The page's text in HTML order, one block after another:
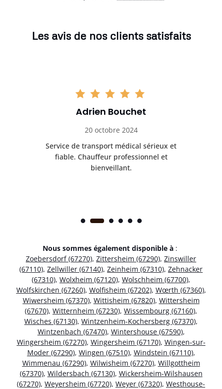
Les avis de nos clients satisfaits
Adrien Bouchet
20 octobre 2024
Service de transport médical sérieux et
fiable. Chauffeur professionnel et
bienveillant.
Nous sommes également disponible à :
Zoebersdorf (67270), Zittersheim (67290), Zinswiller
(67110), Zellwiller (67140), Zeinheim (67310), Zehnacker
(67310), Wolxheim (67120), Wolschheim (67700),
Wolfskirchen (67260), Wolfisheim (67202), Wœrth (67360),
Wiwersheim (67370), Wittisheim (67820), Wittersheim
(67670), Witternheim (67230), Wissembourg (67160),
Wisches (67130), Wintzenheim-Kochersberg (67370),
Wintzenbach (67470), Wintershouse (67590),
Wingersheim (67270), Wingersheim (67170), Wingen-sur-
Moder (67290), Wingen (67510), Windstein (67110),
Wimmenau (67290), Wilwisheim (67270), Willgottheim
(67370), Wildersbach (67130), Wickersheim-Wilshausen
(67270), Weyersheim (67720), Weyer (67320), Westhouse-